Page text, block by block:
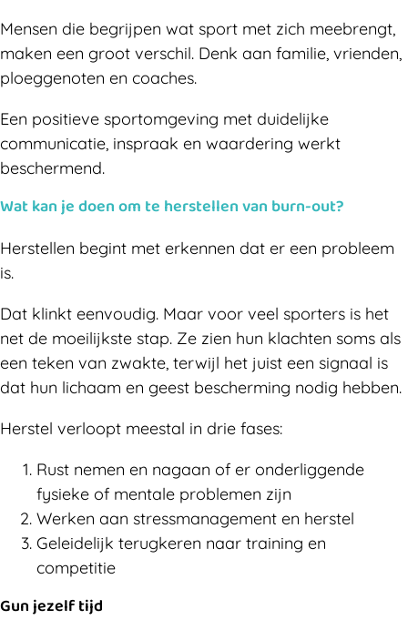
Mensen die begrijpen wat sport met zich meebrengt,
maken een groot verschil. Denk aan familie, vrienden,
ploeggenoten en coaches.
Een positieve sportomgeving met duidelijke
communicatie, inspraak en waardering werkt
beschermend.
Wat kan je doen om te herstellen van burn-out?
Herstellen begint met erkennen dat er een probleem
is.
Dat klinkt eenvoudig. Maar voor veel sporters is het
net de moeilijkste stap. Ze zien hun klachten soms als
een teken van zwakte, terwijl het juist een signaal is
dat hun lichaam en geest bescherming nodig hebben.
Herstel verloopt meestal in drie fases:
Rust nemen en nagaan of er onderliggende
fysieke of mentale problemen zijn
Werken aan stressmanagement en herstel
Geleidelijk terugkeren naar training en
competitie
Gun jezelf tijd